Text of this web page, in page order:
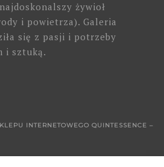
żywioł
i powietrza). Galeria
się z pasji i potrzeby
i sztuką.
INTERNETOWEGO QUINTESSENCE –